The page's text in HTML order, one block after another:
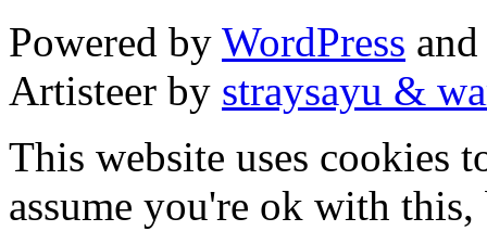
Powered by WordPress and
Artisteer by straysayu &
This website uses cookies
assume you're ok with